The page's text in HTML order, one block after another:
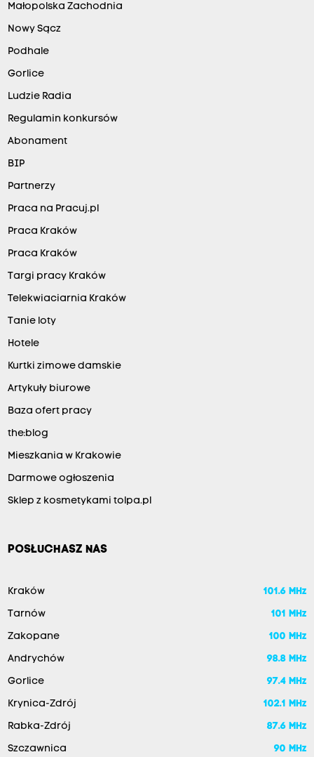
Małopolska Zachodnia
Nowy Sącz
Podhale
Gorlice
Ludzie Radia
Regulamin konkursów
Abonament
BIP
Partnerzy
Praca na Pracuj.pl
Praca Kraków
Praca Kraków
Targi pracy Kraków
Telekwiaciarnia Kraków
Tanie loty
Hotele
Kurtki zimowe damskie
Artykuły biurowe
Baza ofert pracy
the:blog
Mieszkania w Krakowie
Darmowe ogłoszenia
Sklep z kosmetykami tolpa.pl
POSŁUCHASZ NAS
Kraków 101.6 MHz
Tarnów 101 MHz
Zakopane 100 MHz
Andrychów 98.8 MHz
Gorlice 97.4 MHz
Krynica-Zdrój 102.1 MHz
Rabka-Zdrój 87.6 MHz
Szczawnica 90 MHz